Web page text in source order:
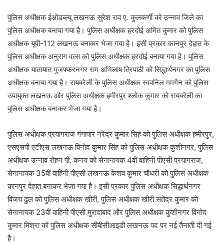
पुलिस अधीक्षक ईओडब्ल्यू लखनऊ सुरेश राव ए. कुलकर्णी को उन्नाव जिले का
पुलिस अधीक्षक बनाया गया है। पुलिस अधीक्षक हरदोई अमित कुमार को पुलिस
अधीक्षक यूपी-112 लखनऊ बनाकर भेजा गया है। इसी प्रकार कानपुर देहात के
पुलिस अधीक्षक अनुराग वत्स को पुलिस अधीक्षक हरदोई बनाया गया है। पुलिस
अधीक्षक यातायात मुजफ्फरनगर राम अभिलाष त्रिपाठी को सिद्धार्थनगर का पुलिस
अधीक्षक बनाया गया है। रायबरेली के पुलिस अधीक्षक स्वपनिल ममगैन को पुलिस
उपायुक्त लखनऊ और पुलिस अधीक्षक हमीरपुर श्लोक कुमार को रायबरेली का
पुलिस अधीक्षक बनाकर भेजा गया है।
पुलिस अधीक्षक प्रयागराज गंगापार नरेंद्र कुमार सिह को पुलिस अधीक्षक हमीरपुर,
एसएसपी एटीएस लखनऊ विनोद कुमार सिंह को पुलिस अधीक्षक कुशीनगर, पुलिस
अधीक्षक उन्नाव रोहन पी. कनय को सेनानायक 4वीं वाहिनी पीएसी प्रयागराज,
सेनानायक 35वीं वाहिनी पीएसी लखनऊ केशव कुमार चौधरी को पुलिस अधीक्षक
कानपुर देहात बनाकर भेजा गया है। इसी प्रकार पुलिस अधीक्षक सिद्धार्थनगर
विजय ढुल को पुलिस अधीक्षक खीरी, पुलिस अधीक्षक खीरी सतेंद्र कुमार को
सेनानायक 23वीं वाहिनी पीएसी मुरादाबाद और पुलिस अधीक्षक कुशीनगर विनोद
कुमार मिश्रा को पुलिस अधीक्षक सीबीसीआइडी लखनऊ पद पर नई तैनाती दी गई
है।